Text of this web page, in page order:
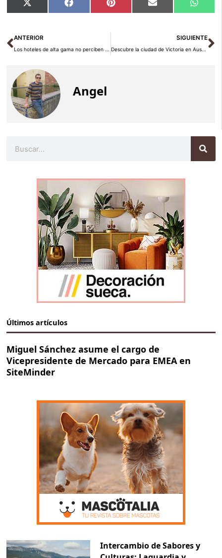
Compartir
en
X
(Twitter)
Compartir
en
Facebook Compartir
en
Pinterest Compartir
en
Email
en
Ant
ANTERIOR
Los hoteles de alta gama no perciben Airbnb como una amenaza
SIGUIENTE
Descubre la ciudad de Victoria en Australia
Angel
Últimos artículos
Miguel Sánchez asume el cargo de
Vicepresidente de Mercado para EMEA en
SiteMinder
Intercambio de Sabores y